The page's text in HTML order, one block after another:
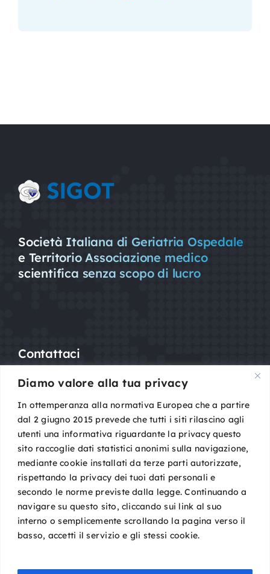
Diamo valore alla tua privacy
In ottemperanza alla normativa Europea che a partire
dal 2 giugno 2015 prevede che tutti i siti rilascino agli
utenti una informativa riguardante la privacy questo
sito raccoglie dati statistici anonimi sulla navigazione,
mediante cookie installati da terze parti autorizzate,
rispettando la privacy dei tuoi dati personali e
secondo le norme previste dalla legge. Continuando a
navigare su questo sito, cliccando sui link al suo
interno o semplicemente scrollando la pagina verso il
basso, accetti il servizio e gli stessi cookie.
Società Italiana di Geriatria Ospedale
e Territorio Associazione medico
scientifica senza scopo di lucro
Contattaci
Mail:segreteria@sigot.org
PEC:sigot@pec.it
c/o Planning Congressi,
Via Guelfa, 9
40138 Bologna
Cod. Fisc. 96081590588
P. IVA 02149801009